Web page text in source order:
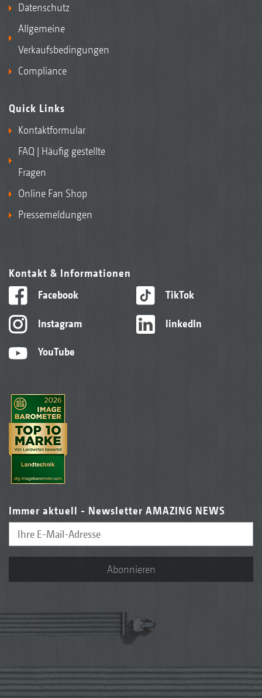
Datenschutz
Allgemeine
Verkaufsbedingungen
Compliance
Quick Links
Kontaktformular
FAQ | Häufig gestellte
Fragen
Online Fan Shop
Pressemeldungen
Kontakt & Informationen
Facebook
Instagram
YouTube
TikTok
linkedIn
Immer aktuell - Newsletter AMAZING NEWS
Abonnieren